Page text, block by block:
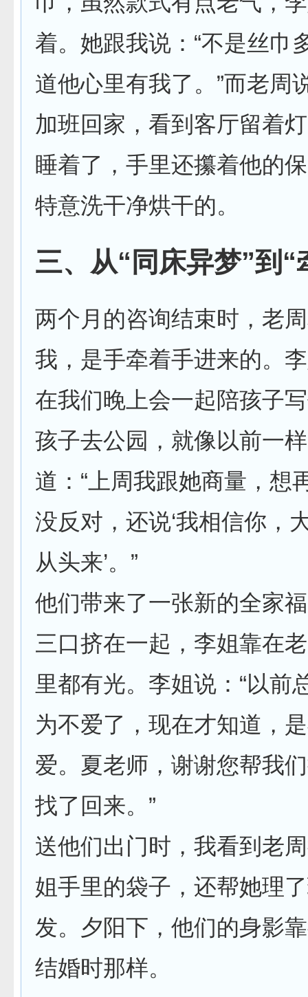
着。她跟我说：“不是丝巾
道他心里有我了。”而老周
加班回家，看到客厅留着
睡着了，手里还攥着他的
特意洗干净烘干的。
三、从“同床异梦”到“
两个月的咨询结束时，老
我，是手牵着手进来的。
在我们晚上会一起陪孩子
孩子去公园，就像以前一
道：“上周我跟她商量，想
没反对，还说‘我相信你，
从头来’。”
他们带来了一张新的全家
三口挤在一起，李姐靠在
里都有光。李姐说：“以前
为不爱了，现在才知道，
爱。夏老师，谢谢您帮我们
找了回来。”
送他们出门时，我看到老
姐手里的袋子，还帮她理
发。夕阳下，他们的身影
结婚时那样。